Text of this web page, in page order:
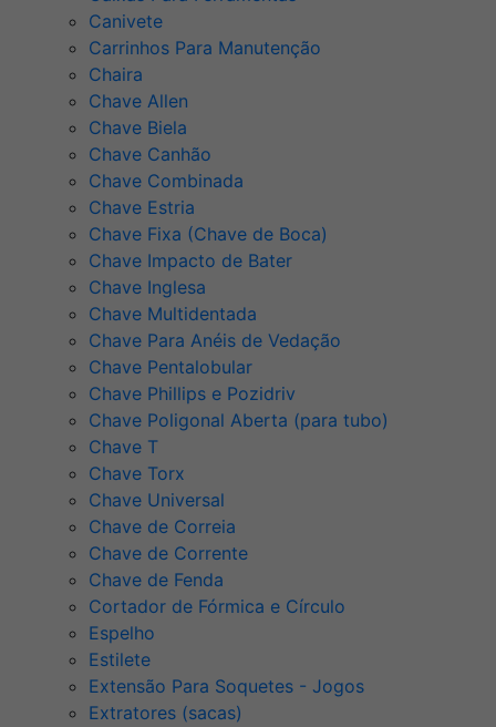
Canivete
Carrinhos Para Manutenção
Chaira
Chave Allen
Chave Biela
Chave Canhão
Chave Combinada
Chave Estria
Chave Fixa (Chave de Boca)
Chave Impacto de Bater
Chave Inglesa
Chave Multidentada
Chave Para Anéis de Vedação
Chave Pentalobular
Chave Phillips e Pozidriv
Chave Poligonal Aberta (para tubo)
Chave T
Chave Torx
Chave Universal
Chave de Correia
Chave de Corrente
Chave de Fenda
Cortador de Fórmica e Círculo
Espelho
Estilete
Extensão Para Soquetes - Jogos
Extratores (sacas)